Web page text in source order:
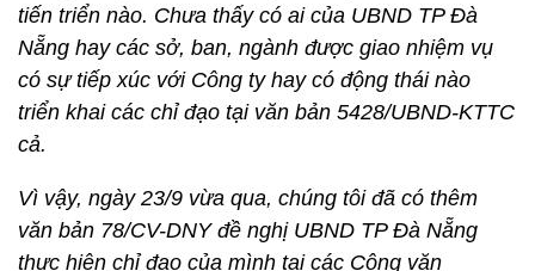
tiến triển nào. Chưa thấy có ai của UBND TP Đà
Nẵng hay các sở, ban, ngành được giao nhiệm vụ
có sự tiếp xúc với Công ty hay có động thái nào
triển khai các chỉ đạo tại văn bản 5428/UBND-KTTC
cả.
Vì vậy, ngày 23/9 vừa qua, chúng tôi đã có thêm
văn bản 78/CV-DNY đề nghị UBND TP Đà Nẵng
thực hiện chỉ đạo của mình tại các Công văn